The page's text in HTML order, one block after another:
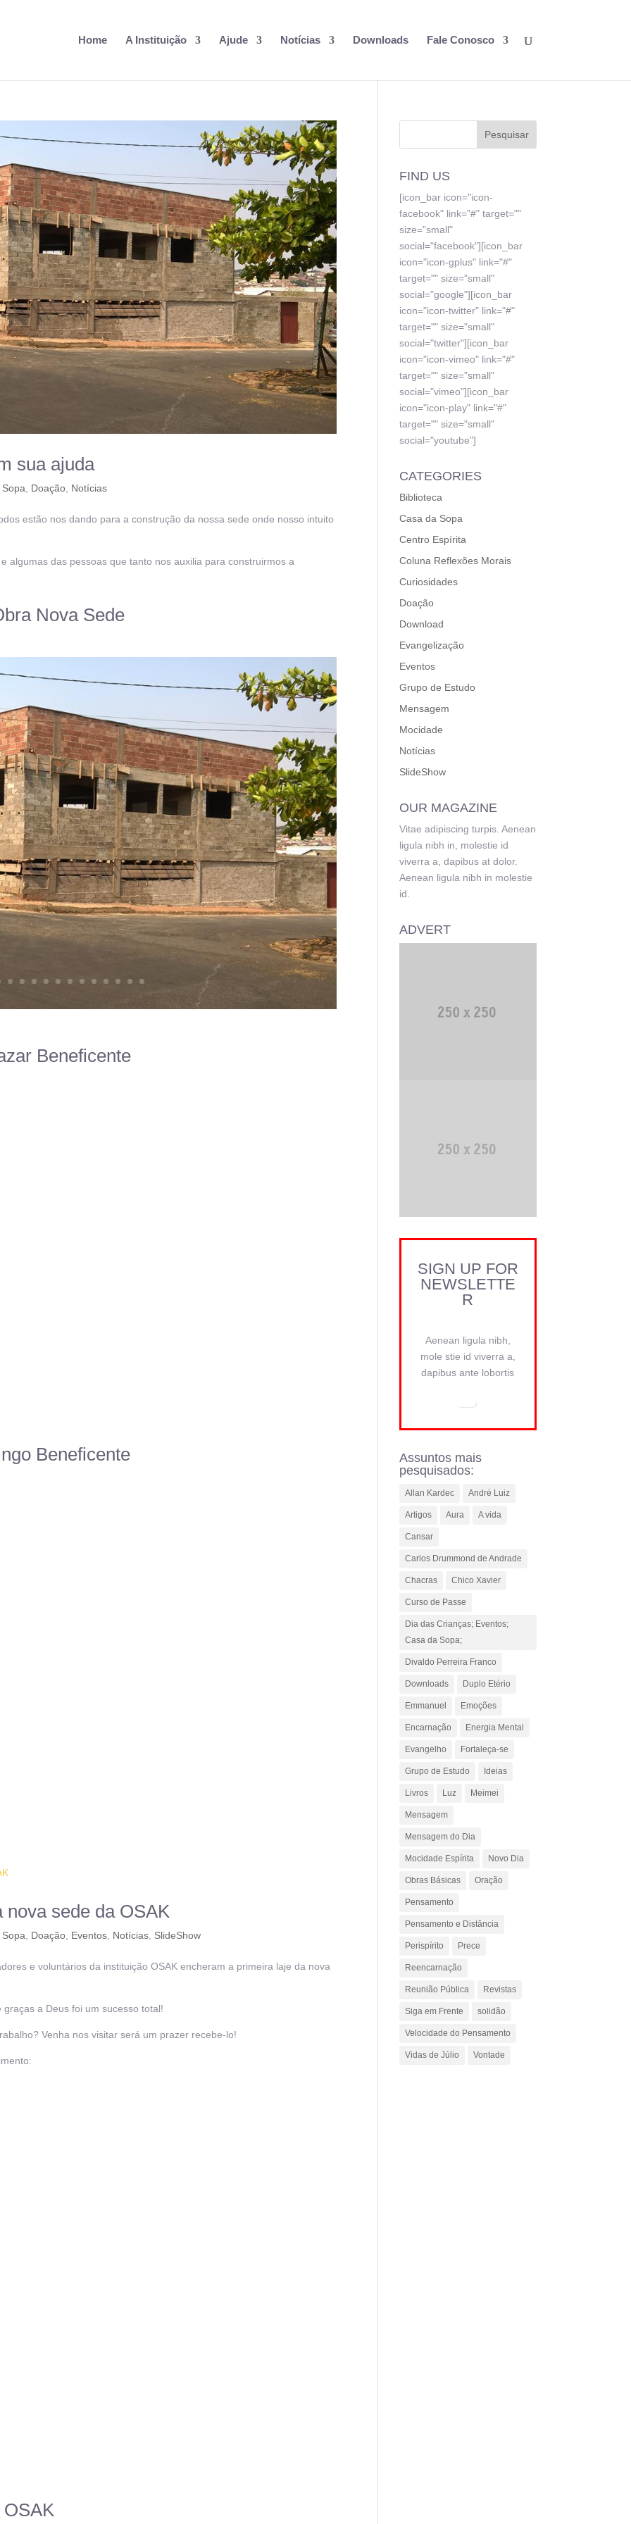
Home A Instituição Ajude Notícias Downloads Fale Conosco
sua ajuda
, Doação, Notícias
estão nos dando para a construção da nossa sede onde nosso intuito
algumas das pessoas que tanto nos auxilia para construirmos a
Nova Sede
Beneficente
Beneficente
sede da OSAK
, Doação, Eventos, Notícias, SlideShow
e voluntários da instituição OSAK encheram a primeira laje da nova
a Deus foi um sucesso total!
Venha nos visitar será um prazer recebe-lo!
FIND US
[icon_bar icon="icon-
facebook" link="#" target=""
size="small"
social="facebook"][icon_bar
icon="icon-gplus" link="#"
target="" size="small"
social="google"][icon_bar
icon="icon-twitter" link="#"
target="" size="small"
social="twitter"][icon_bar
icon="icon-vimeo" link="#"
target="" size="small"
social="vimeo"][icon_bar
icon="icon-play" link="#"
target="" size="small"
social="youtube"]
CATEGORIES
Biblioteca
Casa da Sopa
Centro Espírita
Coluna Reflexões Morais
Curiosidades
Doação
Download
Evangelização
Eventos
Grupo de Estudo
Mensagem
Mocidade
Notícias
SlideShow
OUR MAGAZINE
Vitae adipiscing turpis. Aenean
ligula nibh in, molestie id
viverra a, dapibus at dolor.
Aenean ligula nibh in molestie
id.
ADVERT
SIGN UP FOR
NEWSLETTE
R
Aenean ligula nibh,
mole stie id viverra a,
dapibus ante lobortis
Assuntos mais
pesquisados:
Allan Kardec André Luiz
Artigos Aura A vida
Cansar
Carlos Drummond de Andrade
Chacras Chico Xavier
Curso de Passe
Dia das Crianças; Eventos;
Casa da Sopa;
Divaldo Perreira Franco
Downloads Duplo Etério
Emmanuel Emoções
Encarnação Energia Mental
Evangelho Fortaleça-se
Grupo de Estudo Ideias
Livros Luz Meimei
Mensagem
Mensagem do Dia
Mocidade Espírita Novo Dia
Obras Básicas Oração
Pensamento
Pensamento e Distância
Perispírito Prece
Reencarnação
Reunião Pública Revistas
Siga em Frente solidão
Velocidade do Pensamento
Vidas de Júlio Vontade